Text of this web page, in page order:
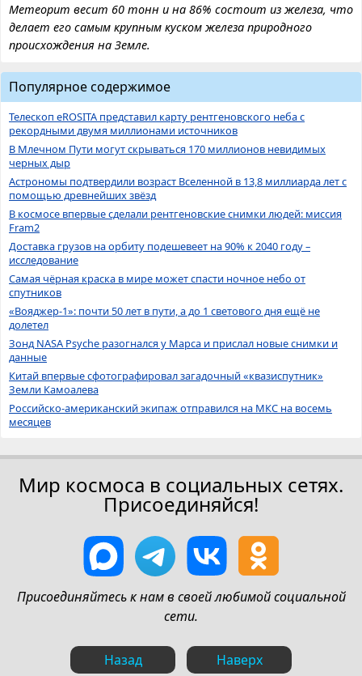
Метеорит весит 60 тонн и на 86% состоит из железа, что
делает его самым крупным куском железа природного
происхождения на Земле.
Популярное содержимое
Телескоп eROSITA представил карту рентгеновского неба с
рекордными двумя миллионами источников
В Млечном Пути могут скрываться 170 миллионов невидимых
черных дыр
Астрономы подтвердили возраст Вселенной в 13,8 миллиарда лет с
помощью древнейших звёзд
В космосе впервые сделали рентгеновские снимки людей: миссия
Fram2
Доставка грузов на орбиту подешевеет на 90% к 2040 году –
исследование
Самая чёрная краска в мире может спасти ночное небо от
спутников
«Вояджер-1»: почти 50 лет в пути, а до 1 светового дня ещё не
долетел
Зонд NASA Psyche разогнался у Марса и прислал новые снимки и
данные
Китай впервые сфотографировал загадочный «квазиспутник»
Земли Камоалева
Российско-американский экипаж отправился на МКС на восемь
месяцев
Мир космоса в социальных сетях.
Присоединяйся!
Присоединяйтесь к нам в своей любимой социальной
сети.
Назад Наверх